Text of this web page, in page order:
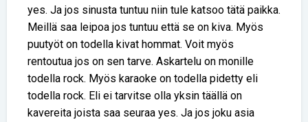
yes. Ja jos sinusta tuntuu niin tule katsoo tätä paikka.
Meillä saa leipoa jos tuntuu että se on kiva. Myös
puutyöt on todella kivat hommat. Voit myös
rentoutua jos on sen tarve. Askartelu on monille
todella rock. Myös karaoke on todella pidetty eli
todella rock. Eli ei tarvitse olla yksin täällä on
kavereita joista saa seuraa yes. Ja jos joku asia